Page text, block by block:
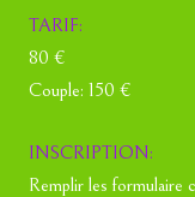
TARIF:
80 €
Couple: 150 €
INSCRIPTION:
Remplir les formulaire